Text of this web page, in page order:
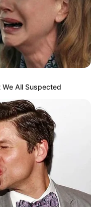
du jour en
champ élargi et par
A NOUVEAU !
We All Suspected